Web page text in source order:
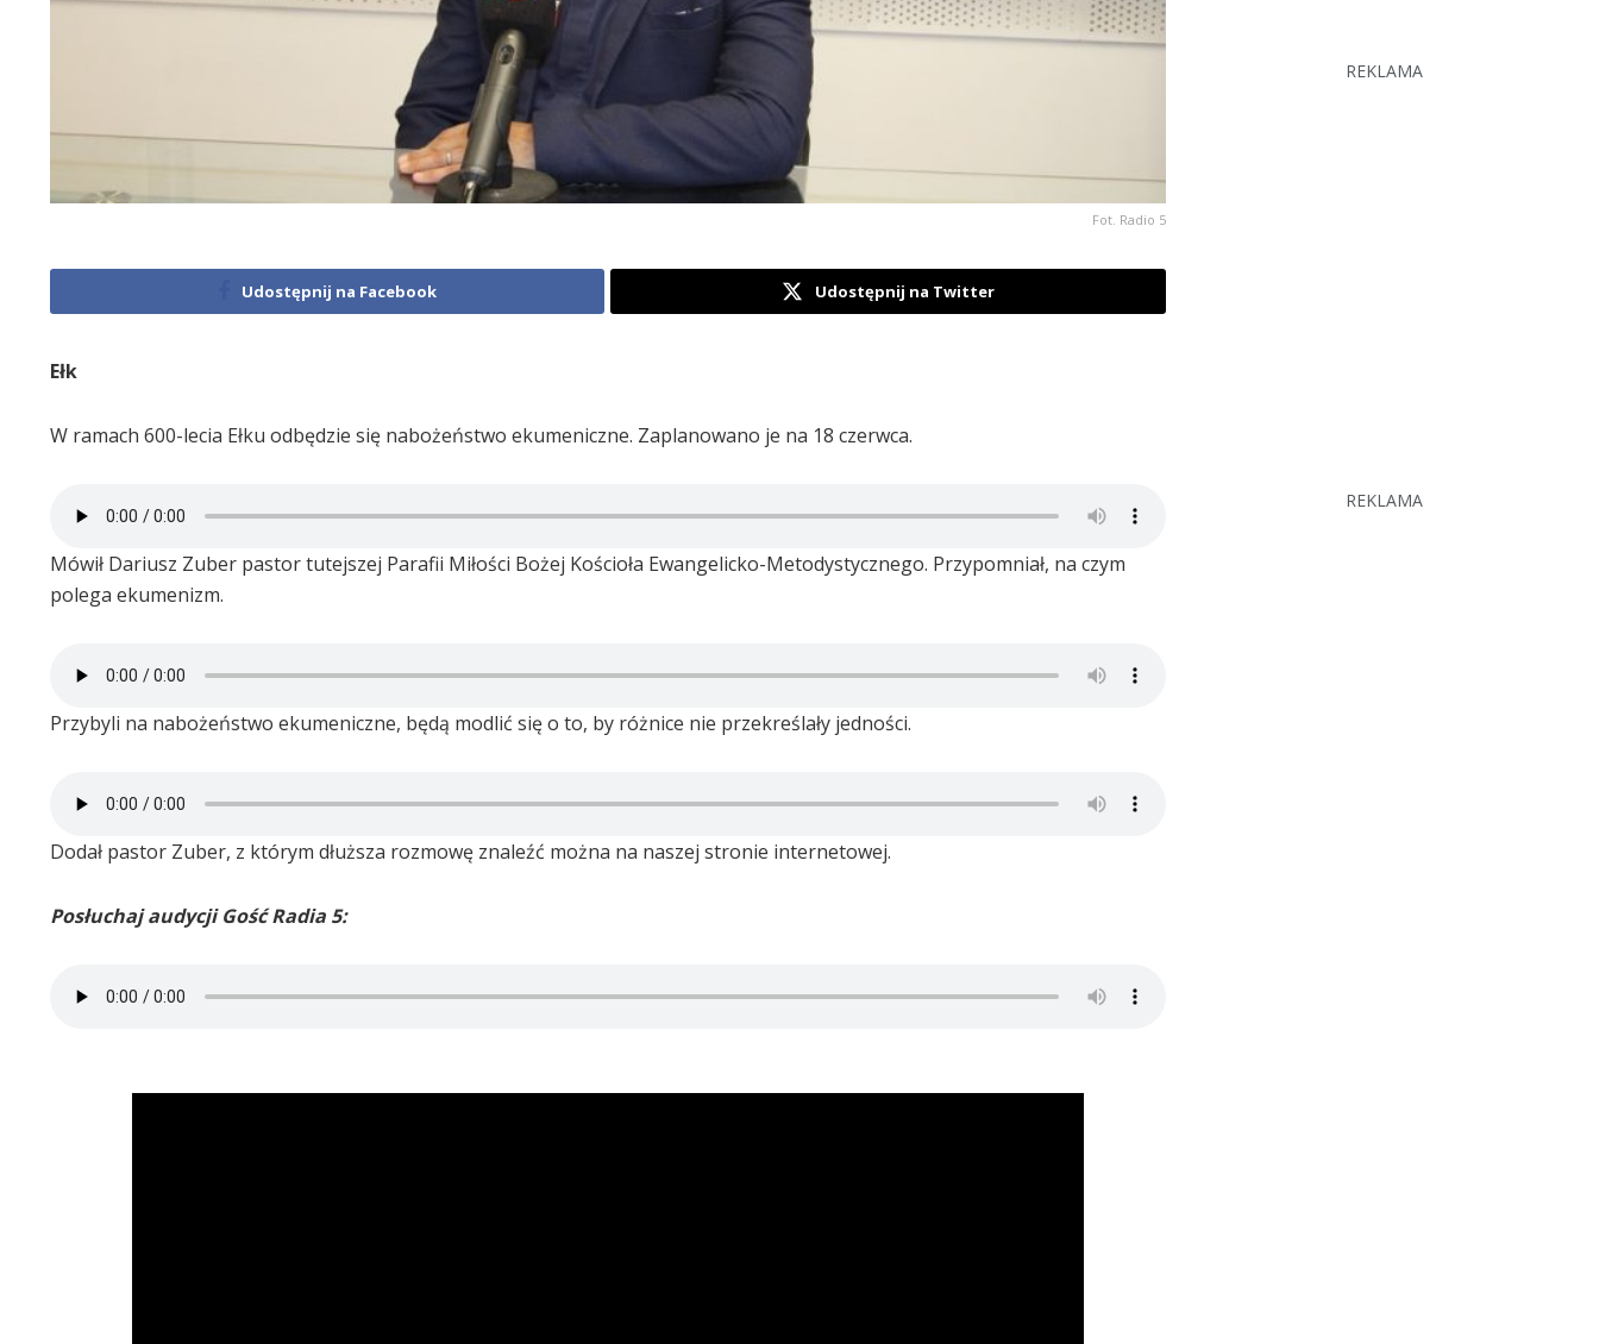
Fot. Radio 5
Udostępnij na Facebook Udostępnij na Twitter
Ełk
W ramach 600-lecia Ełku odbędzie się nabożeństwo ekumeniczne. Zaplanowano je na 18 czerwca.
Mówił Dariusz Zuber pastor tutejszej Parafii Miłości Bożej Kościoła Ewangelicko-Metodystycznego. Przypomniał, na czym
polega ekumenizm.
Przybyli na nabożeństwo ekumeniczne, będą modlić się o to, by różnice nie przekreślały jedności.
Dodał pastor Zuber, z którym dłuższa rozmowę znaleźć można na naszej stronie internetowej.
Posłuchaj audycji Gość Radia 5:
REKLAMA
REKLAMA